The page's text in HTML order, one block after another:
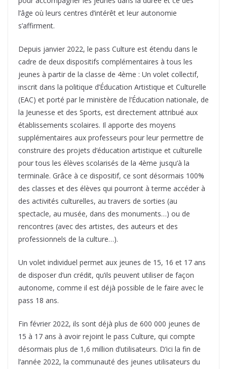
l’âge où leurs centres d’intérêt et leur autonomie
s’affirment.
Depuis janvier 2022, le pass Culture est étendu dans le
cadre de deux dispositifs complémentaires à tous les
jeunes à partir de la classe de 4ème : Un volet collectif,
inscrit dans la politique d’Éducation Artistique et Culturelle
(EAC) et porté par le ministère de l’Éducation nationale, de
la Jeunesse et des Sports, est directement attribué aux
établissements scolaires. Il apporte des moyens
supplémentaires aux professeurs pour leur permettre de
construire des projets d’éducation artistique et culturelle
pour tous les élèves scolarisés de la 4ème jusqu’à la
terminale. Grâce à ce dispositif, ce sont désormais 100%
des classes et des élèves qui pourront à terme accéder à
des activités culturelles, au travers de sorties (au
spectacle, au musée, dans des monuments…) ou de
rencontres (avec des artistes, des auteurs et des
professionnels de la culture…).
Un volet individuel permet aux jeunes de 15, 16 et 17 ans
de disposer d’un crédit, qu’ils peuvent utiliser de façon
autonome, comme il est déjà possible de le faire avec le
pass 18 ans.
Fin février 2022, ils sont déjà plus de 600 000 jeunes de
15 à 17 ans à avoir rejoint le pass Culture, qui compte
désormais plus de 1,6 million d’utilisateurs. D’ici la fin de
l’année 2022, la communauté des jeunes utilisateurs du